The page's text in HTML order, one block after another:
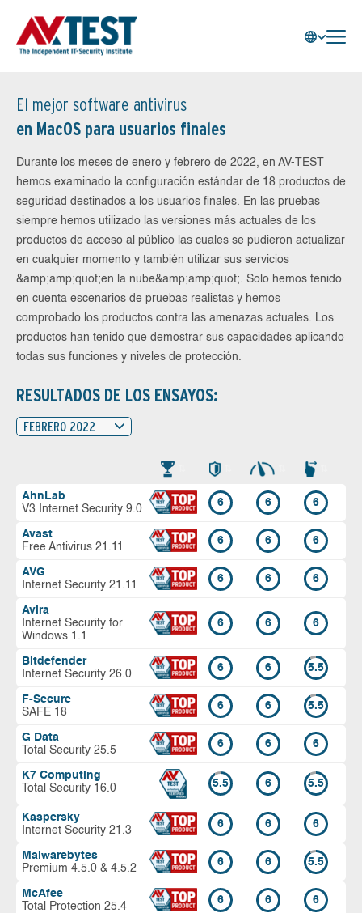
El mejor software antivirus
en MacOS para usuarios finales
Durante los meses de enero y febrero de 2022, en AV-TEST
hemos examinado la configuración estándar de 18 productos de
seguridad destinados a los usuarios finales. En las pruebas
siempre hemos utilizado las versiones más actuales de los
productos de acceso al público las cuales se pudieron actualizar
en cualquier momento y también utilizar sus servicios
&amp;amp;quot;en la nube&amp;amp;quot;. Solo hemos tenido
en cuenta escenarios de pruebas realistas y hemos
comprobado los productos contra las amenazas actuales. Los
productos han tenido que demostrar sus capacidades aplicando
todas sus funciones y niveles de protección.
RESULTADOS DE LOS ENSAYOS:
FEBRERO 2022
AhnLab
V3 Internet Security 9.0
6 6 6
Avast
Free Antivirus 21.11
6 6 6
AVG
Internet Security 21.11
6 6 6
Avira
Internet Security for
Windows 1.1
6 6 6
Bitdefender
Internet Security 26.0
6 6 5.5
F-Secure
SAFE 18
6 6 5.5
G Data
Total Security 25.5
6 6 6
K7 Computing
Total Security 16.0
5.5 6 5.5
Kaspersky
Internet Security 21.3
6 6 6
Malwarebytes
Premium 4.5.0 & 4.5.2
6 6 5.5
McAfee
Total Protection 25.4
6 6 6